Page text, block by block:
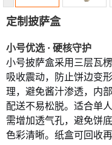
定制披萨盒
小号优选 · 硬核守护
小号披萨盒采用三层瓦
吸收震动，防止饼边变
理，避免酱汁渗透，内
配送不易松脱。适合单
需增加透气孔，避免饼
色彩清晰。纸盒可回收